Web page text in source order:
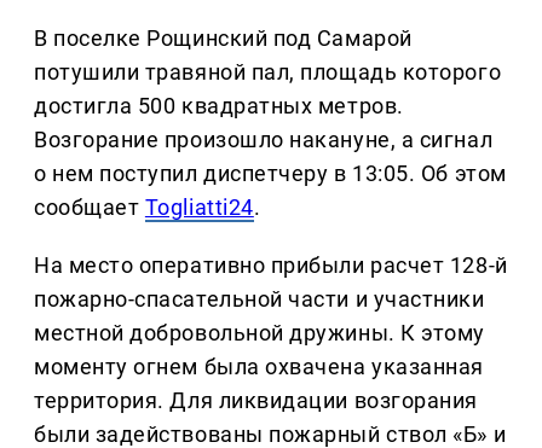
В поселке Рощинский под Самарой
потушили травяной пал, площадь которого
достигла 500 квадратных метров.
Возгорание произошло накануне, а сигнал
о нем поступил диспетчеру в 13:05. Об этом
сообщает Togliatti24.
На место оперативно прибыли расчет 128-й
пожарно-спасательной части и участники
местной добровольной дружины. К этому
моменту огнем была охвачена указанная
территория. Для ликвидации возгорания
были задействованы пожарный ствол «Б» и